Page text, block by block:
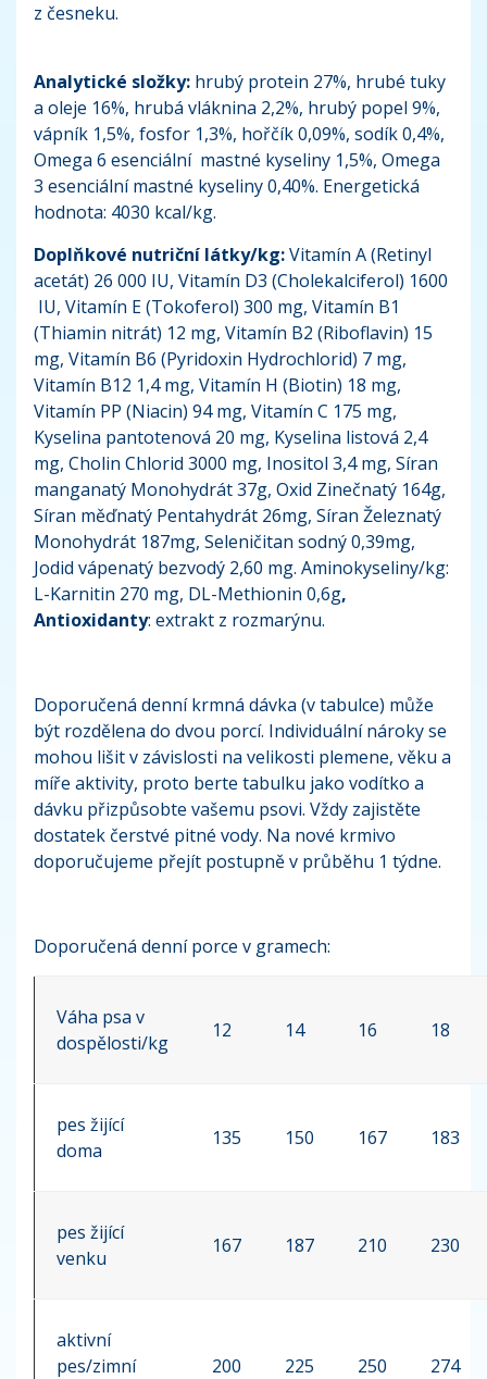
z česneku.
Analytické složky: hrubý protein 27%, hrubé tuky
a oleje 16%, hrubá vláknina 2,2%, hrubý popel 9%,
vápník 1,5%, fosfor 1,3%, hořčík 0,09%, sodík 0,4%,
Omega 6 esenciální mastné kyseliny 1,5%, Omega
3 esenciální mastné kyseliny 0,40%. Energetická
hodnota: 4030 kcal/kg.
Doplňkové nutriční látky/kg:Vitamín A (Retinyl
acetát) 26 000 IU, Vitamín D3 (Cholekalciferol) 1600
IU, Vitamín E (Tokoferol) 300 mg, Vitamín B1
(Thiamin nitrát) 12 mg, Vitamín B2 (Riboflavin) 15
mg, Vitamín B6 (Pyridoxin Hydrochlorid) 7 mg,
Vitamín B12 1,4 mg, Vitamín H (Biotin) 18 mg,
Vitamín PP (Niacin) 94 mg, Vitamín C 175 mg,
Kyselina pantotenová 20 mg, Kyselina listová 2,4
mg, Cholin Chlorid 3000 mg, Inositol 3,4 mg, Síran
manganatý Monohydrát 37g, Oxid Zinečnatý 164g,
Síran měďnatý Pentahydrát 26mg, Síran Železnatý
Monohydrát 187mg, Seleničitan sodný 0,39mg,
Jodid vápenatý bezvodý 2,60 mg. Aminokyseliny/kg:
L-Karnitin 270 mg, DL-Methionin 0,6g,
Antioxidanty: extrakt z rozmarýnu.
Doporučená denní krmná dávka (v tabulce) může
být rozdělena do dvou porcí. Individuální nároky se
mohou lišit v závislosti na velikosti plemene, věku a
míře aktivity, proto berte tabulku jako vodítko a
dávku přizpůsobte vašemu psovi. Vždy zajistěte
dostatek čerstvé pitné vody. Na nové krmivo
doporučujeme přejít postupně v průběhu 1 týdne.
Doporučená denní porce v gramech:
Váha psa v
dospělosti/kg
12 14 16 18
pes žijící
doma
135 150 167 183
pes žijící
venku
167 187 210 230
aktivní
pes/zimní
200 225 250 274